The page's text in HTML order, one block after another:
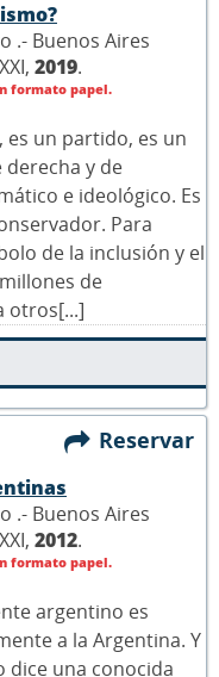
.- Buenos Aires
2019.
formato papel.
es un partido, es un
derecha y de
e ideológico. Es
Para
de la inclusión y el
de
otros[...]
Reservar
.- Buenos Aires
2012.
formato papel.
argentino es
a la Argentina. Y
dice una conocida